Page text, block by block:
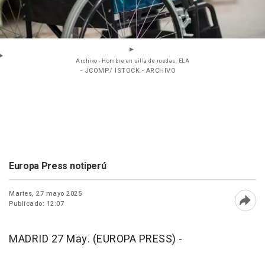
Archivo - Hombre en silla de ruedas. ELA
- JCOMP/ ISTOCK - ARCHIVO
Europa Press notiperú
Martes, 27 mayo 2025
Publicado: 12:07
MADRID 27 May. (EUROPA PRESS) -